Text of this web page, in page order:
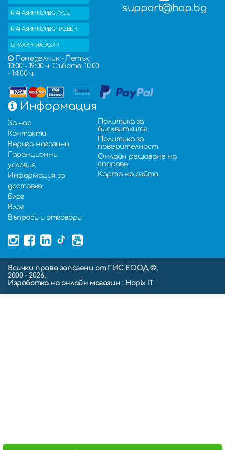
МАГАЗИН HOP.BG РУСЕ
МАГАЗИН HOP.BG ПЛЕВЕН
ОНЛАЙН МАГАЗИН
Понеделник - Петък:
10:00 - 19:00 ч. Събота: 10:00
- 14:00 ч.
support@hop.bg
Информация
За нас
Контакти
Верига магазини
Гаранционни
условия
Информация за
доставка
Блог
Влог
Въпроси и отговори
Политика за
бисквитките
Политика за
поверителност
Онлайн решаване на
спорове
Карта на сайта
Всички права запазени от ГИС ЕООД ©,
2000 - 2026,
Изработка на онлайн магазин : Hopix IT